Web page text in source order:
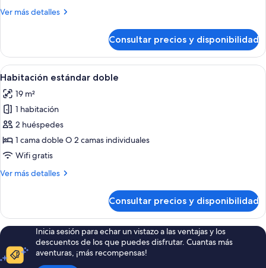
Ver más detalles
Más
ejecutiva
(Classic)
Consultar precios y disponibilidad
Abrir
todas
las
fotos
de
Habitación
estándar
Habitación estándar doble | Minibar,
6
Habitación estándar doble
19 m²
1 habitación
2 huéspedes
1 cama doble O 2 camas individuales
Wifi gratis
Ver más detalles
Más
estándar
doble
Consultar precios y disponibilidad
Inicia sesión para echar un vistazo a las ventajas y los
descuentos de los que puedes disfrutar. Cuantas más
aventuras, ¡más recompensas!